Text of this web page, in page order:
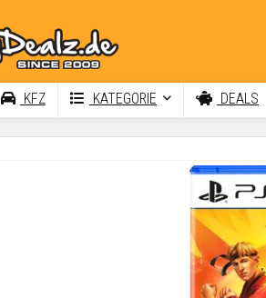
KFZ KATEGORIE DEALS